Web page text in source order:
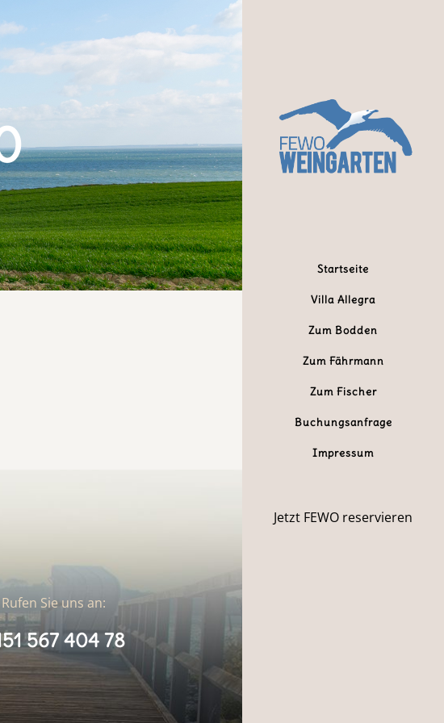
Startseite
Villa Allegra
Zum Bodden
Zum Fährmann
Zum Fischer
Buchungsanfrage
Impressum
Jetzt FEWO reservieren
Rufen Sie uns an:
567 404 78